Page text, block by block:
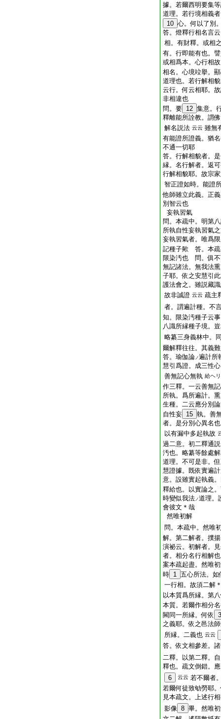
據。若爾西明要集
道理。若行境相義
10 心。何以了別
答。燈釋行相名言
相。有財釋。或相
有。行即能有也。
或相爲本。心行相
相名。心境竝擧。
道理也。若行解相
云行。何云相耶。
非相違也
問。要 12 集意。
釋離能所詮教。謂
解名説法 云云 雖無
有能證所證義。猶
不通一切耶
答。行解相貌者。
縁。名行解者。返
行解相貌耶。故宗
智正證如時。能證
他師雖立此義。正
別智云也
妄執習氣
問。本疏中。明第
所執自性妄執習氣
妄執習氣者。唯爲
記種子歟 答。本疏
限染汚也 問。俱不
無記諸法。無我法
子耶。依之安慧引
護法會之。雖説藏
故非誠證 云云 疏主
者。謂遍計種。不
知。限染汚種子云
八識所縁種子境。
略纂三身義林中。
爾解釋往往。其義
答。瑜伽論ノ遍計所
慧引爲證。成三性心
善無記心無執 給ヘリ
作三釋。一云善無
所執。爲所遍計。
生種。二云應分別
自性妄 15 執。善
者。是分別心異名
以有漏中多起執故
過二意。初二釋通
汚也。略纂等餘處
道理。不可是非。
慧證據。既依實遍
意。設雖實起執義
釋給也。以實論之
時變似我法ノ道理。
會彼文＊哉
然唯初解
問。本疏中。然唯
解。第二解者。撲
演祕云。初解者。
者。相分名行相解
案本疏起盡。然唯
時 1 五心所法。如
一行相。故須二解
以本質爲所縁。第
本質。若爾作相分
闕同一所縁。何依
3
之義耶。依之邑法
所縁。二義也 云云
答。依文相參差。
二釋。以第二釋。
釋也。疏文倒錯。
6
云云 若不爾者
若爾何徒致劬勞耶
見本疏文。上述行
影像 8 畢。然唯